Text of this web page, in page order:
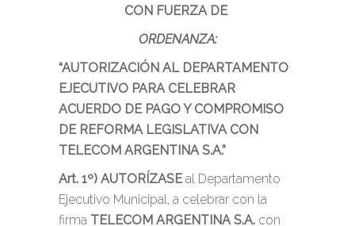
CON FUERZA DE
ORDENANZA:
“AUTORIZACIÓN AL DEPARTAMENTO
EJECUTIVO PARA CELEBRAR
ACUERDO DE PAGO Y COMPROMISO
DE REFORMA LEGISLATIVA CON
TELECOM ARGENTINA S.A.”
Art. 1º) AUTORÍZASE al Departamento
Ejecutivo Municipal, a celebrar con la
firma TELECOM ARGENTINA S.A. con